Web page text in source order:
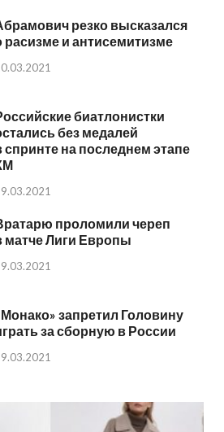
резко высказался
расизме и антисемитизме
биатлонистки
без медалей
спринте на последнем этапе
проломили череп
матче Лиги Европы
запретил Головину
за сборную в России